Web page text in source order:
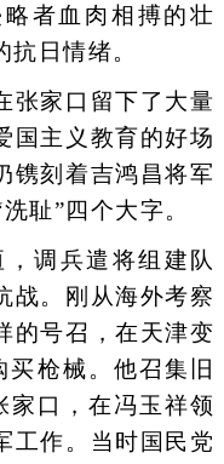
者血肉相搏的壮
日情绪。
家口留下了大量
国主义教育的好场
镌刻着吉鸿昌将军
耻”四个大字。
调兵遣将组建队
战。刚从海外考察
的号召，在天津变
枪械。他召集旧
家口，在冯玉祥领
工作。当时国民党